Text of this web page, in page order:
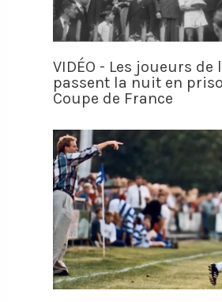
VIDÉO - Les joueurs de
passent la nuit en
Coupe de France